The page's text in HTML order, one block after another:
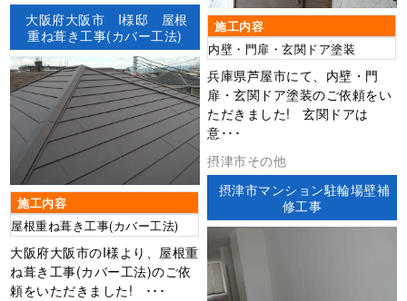
施工内容
内壁・門扉・玄関ドア塗装
兵庫県芦屋市にて、内壁・門
扉・玄関ドア塗装のご依頼をい
ただきました! 玄関ドアは
意･･･
大阪府大阪市 I様邸 屋根
重ね葺き工事(カバー工法)
施工内容
屋根重ね葺き工事(カバー工法)
大阪府大阪市のI様より、屋根重
ね葺き工事(カバー工法)のご依
頼をいただきました! ･･･
摂津市その他
摂津市マンション駐輪場壁補
修工事